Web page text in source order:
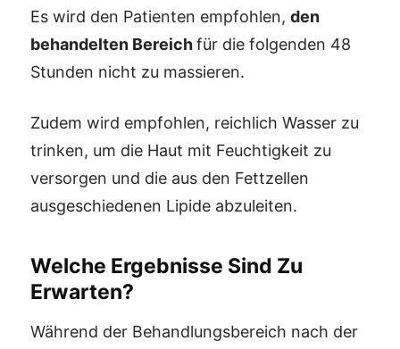
Es wird den Patienten empfohlen, den
behandelten Bereichfür die folgenden 48
Stunden nicht zu massieren.
Zudem wird empfohlen, reichlich Wasser zu
trinken, um die Haut mit Feuchtigkeit zu
versorgen und die aus den Fettzellen
ausgeschiedenen Lipide abzuleiten.
Welche Ergebnisse Sind Zu
Erwarten?
Während der Behandlungsbereich nach der